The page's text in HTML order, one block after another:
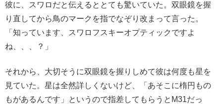
彼に、スワロだと伝えるととても驚いていた。双眼鏡を握
り直してから鳥のマークを指でなぞり改まって言った。
「知っています、スワロフスキーオプティックですよ
ね、、、？」
それから、大切そうに双眼鏡を握りしめて彼は何度も星を
見ていた。星は全然詳しくないけど、「あそこに楕円もの
もがあるんです」というので指差してもらうとM31だっ